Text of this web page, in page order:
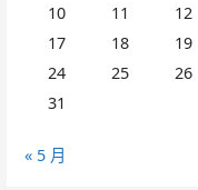
10
11 12
17
18 19
24
25 26
31
« 5 月